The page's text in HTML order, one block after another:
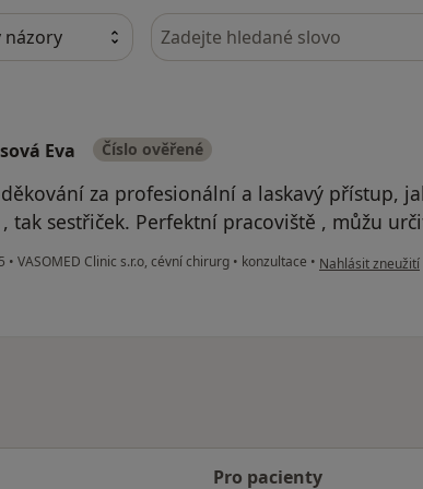
Hledejte v názorech
Eva Číslo ověřené
za profesionální a laskavý přístup,
tak sestřiček. Perfektní pracoviště , můžu
• VASOMED Clinic s.r.o, cévní chirurg • konzultace • podle názoru
Nahlásit zneužití
Pro pacienty